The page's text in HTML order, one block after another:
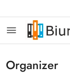
Organizer